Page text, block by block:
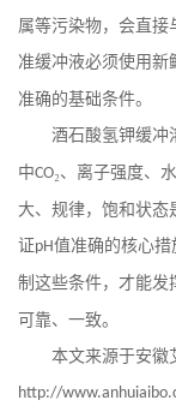
属等污染物，会直接
准缓冲液必须使用新
准确的基础条件。
酒石酸氢钾缓冲
中CO₂、离子强度、
大、规律，饱和状态
证pH值准确的核心
制这些条件，才能发
可靠、一致。
本文来源于安徽
http://